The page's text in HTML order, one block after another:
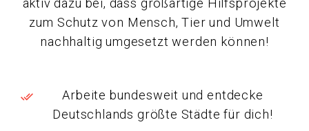
aktiv dazu bei, dass großartige Hilfsprojekte
zum Schutz von Mensch, Tier und Umwelt
nachhaltig umgesetzt werden können!
Arbeite bundesweit und entdecke
Deutschlands größte Städte für dich!